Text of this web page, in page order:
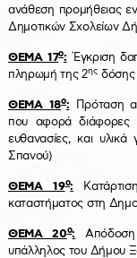
ανάθεση προμήθειας
Δημοτικών Σχολείων
ΘΕΜΑ 17ο: Έγκριση
πληρωμή της 2ης δόσης
ΘΕΜΑ 18ο: Πρόταση
που αφορά διάφορες
ευθανασίες, και
Σπανού)
ΘΕΜΑ 19ο:
καταστήματος στη
ΘΕΜΑ 20ο: Απόδοση
υπάλληλος του Δήμου